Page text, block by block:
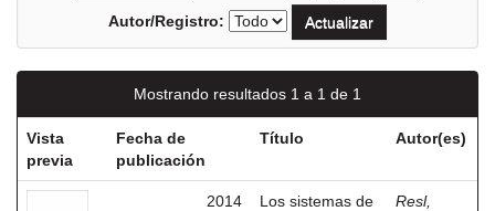
Autor/Registro:
Mostrando resultados 1 a 1 de 1
Vista
previa
Fecha de
publicación
Título Autor(es)
2014
Los sistemas de
Resl,